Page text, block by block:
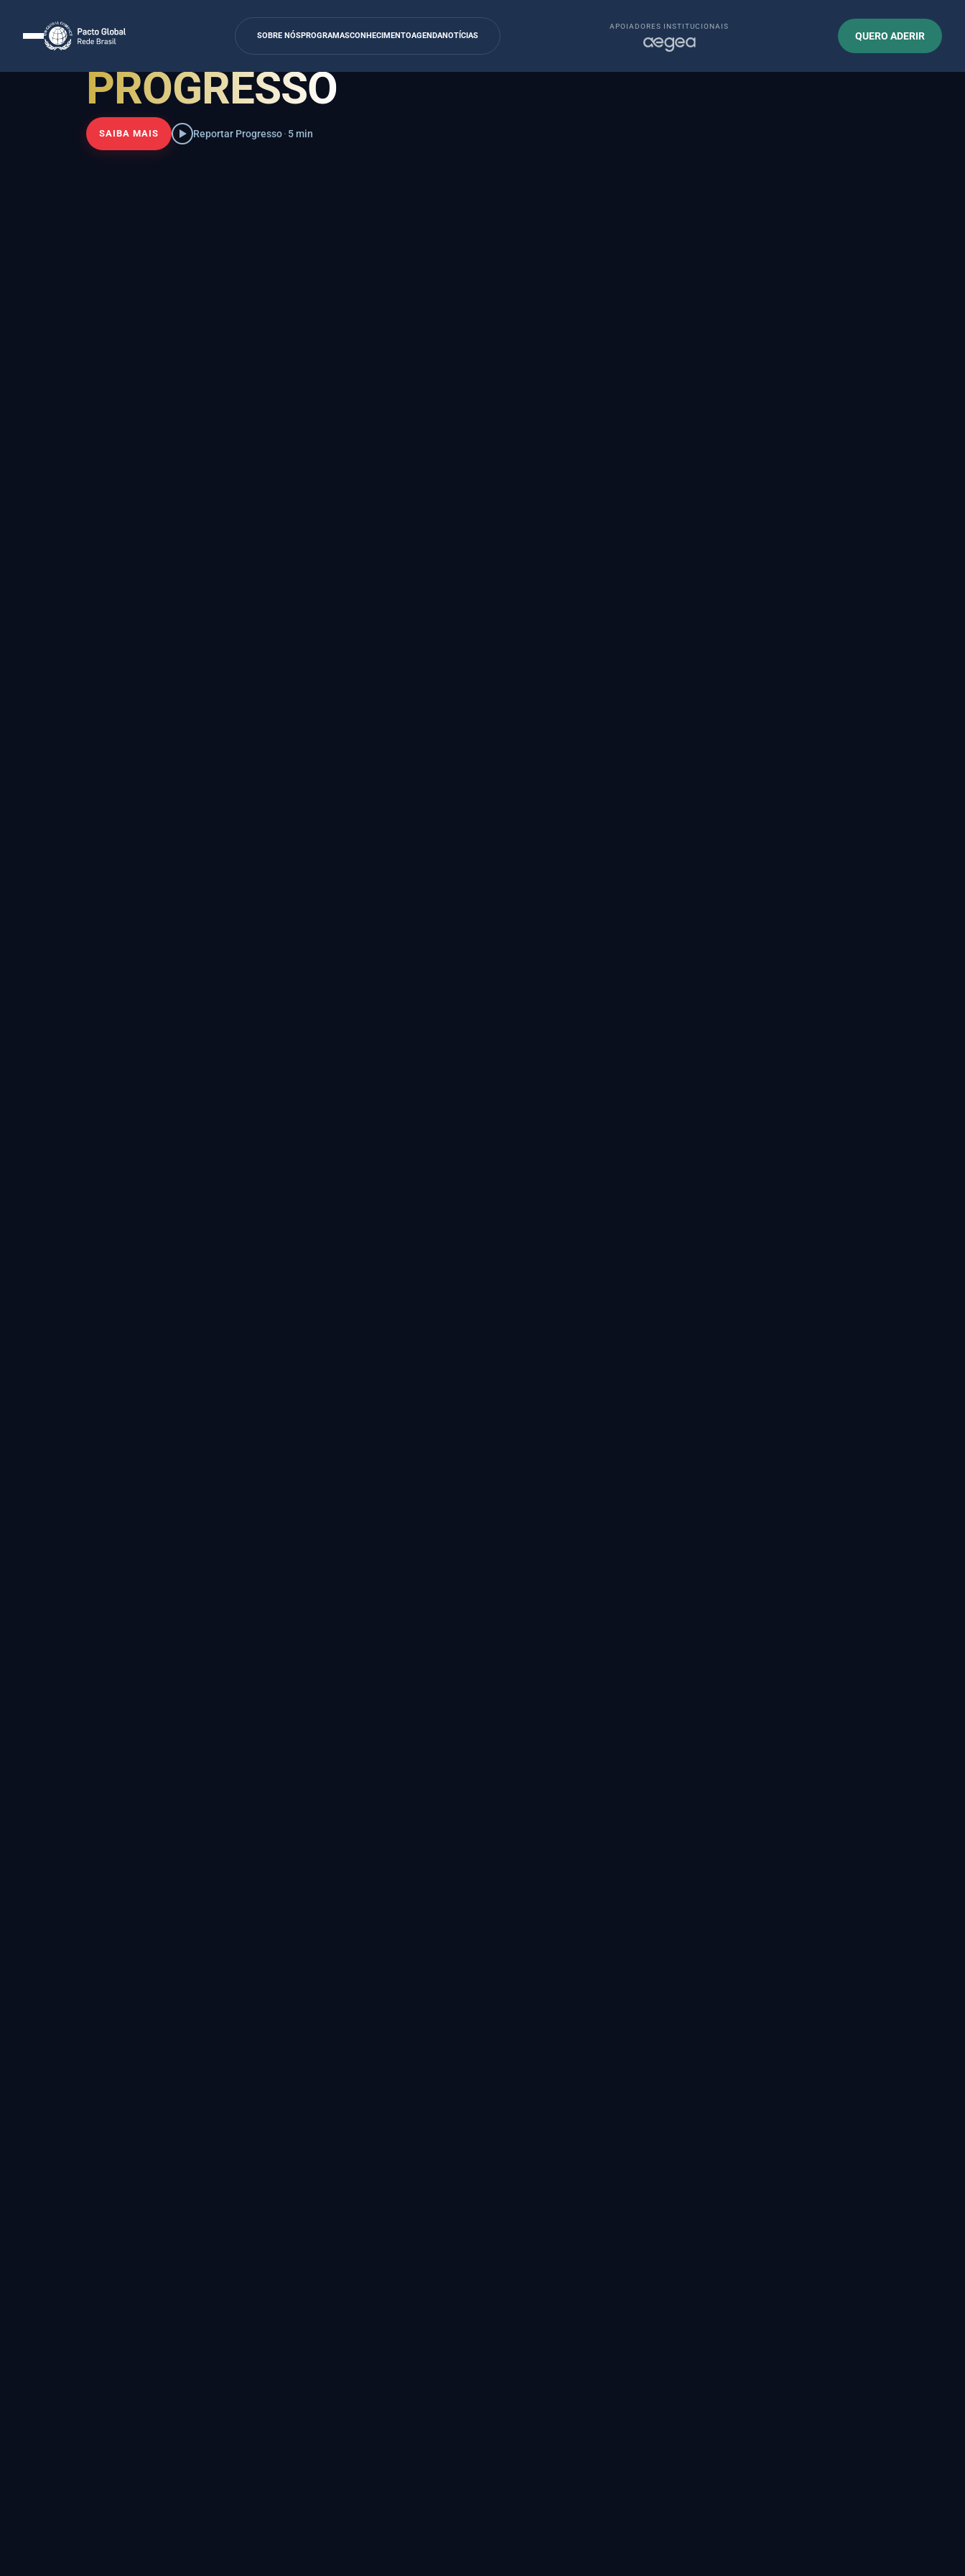
SOBRE NÓSPROGRAMASCONHECIMENTOAGENDANOTÍCIAS
APOIADORES INSTITUCIONAIS
QUERO ADERIR
COMUNICAÇÃO DE
PROGRESSO
SAIBA MAIS Reportar Progresso· 5 min